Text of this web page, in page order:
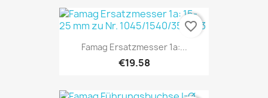
Famag Ersatzmesser 1a:...
€19.58
favorite_border